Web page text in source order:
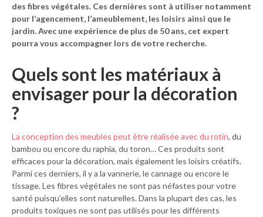
des fibres végétales. Ces dernières sont à utiliser notamment
pour l’agencement, l’ameublement, les loisirs ainsi que le
jardin. Avec une expérience de plus de 50 ans, cet expert
pourra vous accompagner lors de votre recherche.
Quels sont les matériaux à
envisager pour la décoration
?
La conception des meubles peut être réalisée avec du rotin, du
bambou ou encore du raphia, du toron… Ces produits sont
efficaces pour la décoration, mais également les loisirs créatifs.
Parmi ces derniers, il y a la vannerie, le cannage ou encore le
tissage. Les fibres végétales ne sont pas néfastes pour votre
santé puisqu’elles sont naturelles. Dans la plupart des cas, les
produits toxiques ne sont pas utilisés pour les différents